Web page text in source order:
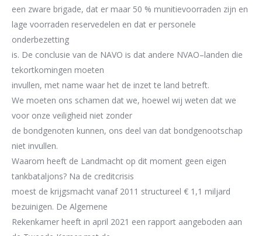
een zware brigade, dat er maar 50 % munitievoorraden zijn en
lage voorraden reservedelen en dat er personele
onderbezetting
is. De conclusie van de NAVO is dat andere NVAO–landen die
tekortkomingen moeten
invullen, met name waar het de inzet te land betreft.
We moeten ons schamen dat we, hoewel wij weten dat we
voor onze veiligheid niet zonder
de bondgenoten kunnen, ons deel van dat bondgenootschap
niet invullen.
Waarom heeft de Landmacht op dit moment geen eigen
tankbataljons? Na de creditcrisis
moest de krijgsmacht vanaf 2011 structureel € 1,1 miljard
bezuinigen. De Algemene
Rekenkamer heeft in april 2021 een rapport aangeboden aan